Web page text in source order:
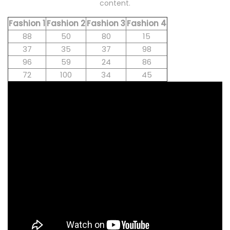
content.
Fashion 1Fashion 2Fashion 3Fashion 4
88
50 80
15
37
35 37
98
96
59 24
86
72
100 34 45